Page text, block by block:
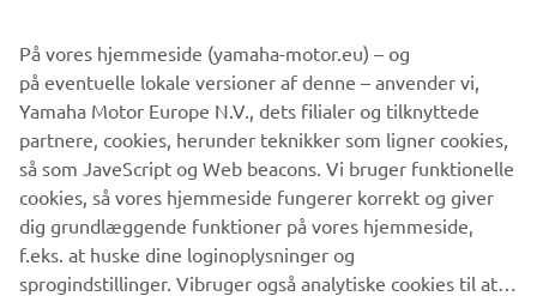
MERE YAMAHA
SUPPORT
NYHEDSBREV
På vores hjemmeside (yamaha-motor.eu) – og
på eventuelle lokale versioner af denne – anvender vi,
Yamaha Motor Europe N.V., dets filialer og tilknyttede
partnere, cookies, herunder teknikker som ligner cookies,
så som JaveScript og Web beacons. Vi bruger funktionelle
cookies, så vores hjemmeside fungerer korrekt og giver
dig grundlæggende funktioner på vores hjemmeside,
f.eks. at huske dine loginoplysninger og
sprogindstillinger. Vibruger også analytiske cookies til at